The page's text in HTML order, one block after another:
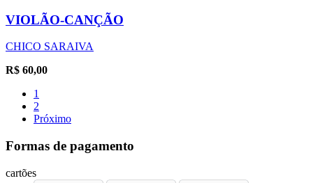
VIOLÃO-CANÇÃO
CHICO SARAIVA
R$ 60,00
1
2
Próximo
Formas de pagamento
cartões